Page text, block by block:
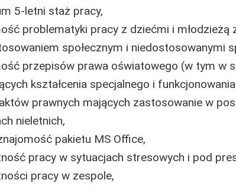
5-letni staż pracy,
problematyki pracy z dziećmi i młodzieżą
społecznym i niedostosowanymi
przepisów prawa oświatowego (w tym w
kształcenia specjalnego i
prawnych mających zastosowanie w
nieletnich,
pakietu MS Office,
pracy w sytuacjach stresowych i pod
pracy w zespole,